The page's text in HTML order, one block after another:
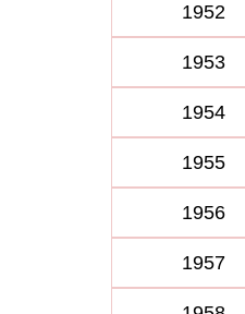
1952
1953
1954
1955
1956
1957